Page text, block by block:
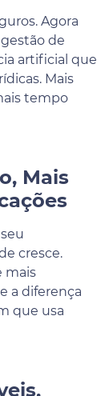
Agora
de
artificial que
Mais
tempo
Mais
cresce.
mais
a diferença
que usa